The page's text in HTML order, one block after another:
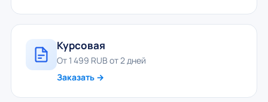
Курсовая
От 1 499 RUB от 2 дней
Заказать →